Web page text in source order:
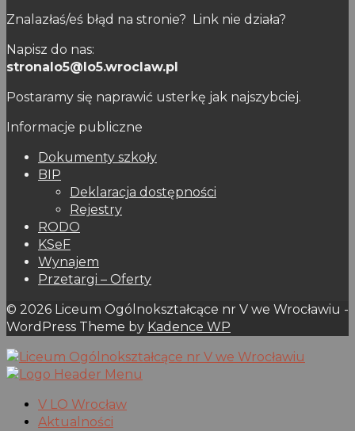
Znalazłaś/eś błąd na stronie? Link nie działa?
Napisz do nas:
stronalo5@lo5.wroclaw.pl
Postaramy się naprawić usterkę jak najszybciej.
Informacje publiczne
Dokumenty szkoły
BIP
Deklaracja dostępności
Rejestry
RODO
KSeF
Wynajem
Przetargi – Oferty
© 2026 Liceum Ogólnokształcące nr V we Wrocławiu -
WordPress Theme by Kadence WP
V LO Wrocław
Aktualności